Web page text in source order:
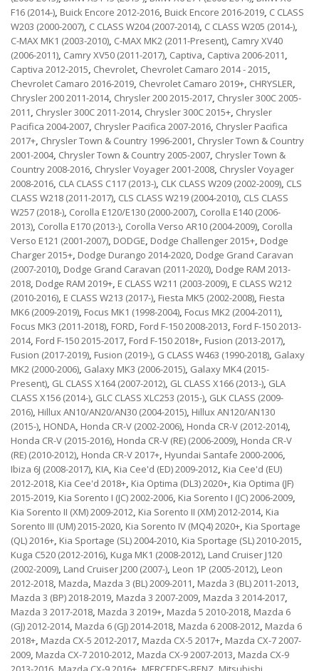
F16 (2014-), Buick Encore 2012-2016, Buick Encore 2016-2019, C CLASS
W203 (2000-2007), C CLASS W204 (2007-2014), C CLASS W205 (2014-),
C-MAX MK1 (2003-2010), C-MAX MK2 (2011-Present), Camry XV40
(2006-2011), Camry XV50 (2011-2017), Captiva, Captiva 2006-2011,
Captiva 2012-2015, Chevrolet, Chevrolet Camaro 2014 - 2015,
Chevrolet Camaro 2016-2019, Chevrolet Camaro 2019+, CHRYSLER,
Chrysler 200 2011-2014, Chrysler 200 2015-2017, Chrysler 300C 2005-
2011, Chrysler 300C 2011-2014, Chrysler 300C 2015+, Chrysler
Pacifica 2004-2007, Chrysler Pacifica 2007-2016, Chrysler Pacifica
2017+, Chrysler Town & Country 1996-2001, Chrysler Town & Country
2001-2004, Chrysler Town & Country 2005-2007, Chrysler Town &
Country 2008-2016, Chrysler Voyager 2001-2008, Chrysler Voyager
2008-2016, CLA CLASS C117 (2013-), CLK CLASS W209 (2002-2009), CLS
CLASS W218 (2011-2017), CLS CLASS W219 (2004-2010), CLS CLASS
W257 (2018-), Corolla E120/E130 (2000-2007), Corolla E140 (2006-
2013), Corolla E170 (2013-), Corolla Verso AR10 (2004-2009), Corolla
Verso E121 (2001-2007), DODGE, Dodge Challenger 2015+, Dodge
Charger 2015+, Dodge Durango 2014-2020, Dodge Grand Caravan
(2007-2010), Dodge Grand Caravan (2011-2020), Dodge RAM 2013-
2018, Dodge RAM 2019+, E CLASS W211 (2003-2009), E CLASS W212
(2010-2016), E CLASS W213 (2017-), Fiesta MK5 (2002-2008), Fiesta
MK6 (2009-2019), Focus MK1 (1998-2004), Focus MK2 (2004-2011),
Focus MK3 (2011-2018), FORD, Ford F-150 2008-2013, Ford F-150 2013-
2014, Ford F-150 2015-2017, Ford F-150 2018+, Fusion (2013-2017),
Fusion (2017-2019), Fusion (2019-), G CLASS W463 (1990-2018), Galaxy
MK2 (2000-2006), Galaxy MK3 (2006-2015), Galaxy MK4 (2015-
Present), GL CLASS X164 (2007-2012), GL CLASS X166 (2013-), GLA
CLASS X156 (2014-), GLC CLASS XLC253 (2015-), GLK CLASS (2009-
2016), Hillux AN10/AN20/AN30 (2004-2015), Hillux AN120/AN130
(2015-), HONDA, Honda CR-V (2002-2006), Honda CR-V (2012-2014),
Honda CR-V (2015-2016), Honda CR-V (RE) (2006-2009), Honda CR-V
(RE) (2010-2012), Honda CR-V 2017+, Hyundai Santafe 2000-2006,
Ibiza 6J (2008-2017), KIA, Kia Cee'd (ED) 2009-2012, Kia Cee'd (EU)
2012-2018, Kia Cee'd 2018+, Kia Optima (DL3) 2020+, Kia Optima (JF)
2015-2019, Kia Sorento I (JC) 2002-2006, Kia Sorento I (JC) 2006-2009,
Kia Sorento II (XM) 2009-2012, Kia Sorento II (XM) 2012-2014, Kia
Sorento III (UM) 2015-2020, Kia Sorento IV (MQ4) 2020+, Kia Sportage
(QL) 2016+, Kia Sportage (SL) 2004-2010, Kia Sportage (SL) 2010-2015,
Kuga C520 (2012-2016), Kuga MK1 (2008-2012), Land Cruiser J120
(2002-2009), Land Cruiser J200 (2007-), Leon 1P (2005-2012), Leon
2012-2018, Mazda, Mazda 3 (BL) 2009-2011, Mazda 3 (BL) 2011-2013,
Mazda 3 (BP) 2018-2019, Mazda 3 2007-2009, Mazda 3 2014-2017,
Mazda 3 2017-2018, Mazda 3 2019+, Mazda 5 2010-2018, Mazda 6
(GJ) 2012-2014, Mazda 6 (GJ) 2014-2018, Mazda 6 2008-2012, Mazda 6
2018+, Mazda CX-5 2012-2017, Mazda CX-5 2017+, Mazda CX-7 2007-
2009, Mazda CX-7 2010-2012, Mazda CX-9 2007-2013, Mazda CX-9